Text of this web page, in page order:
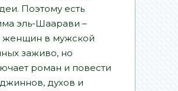
Поэтому есть
эль-Шаарави –
женщин в мужской
заживо, но
роман и повести
духов и